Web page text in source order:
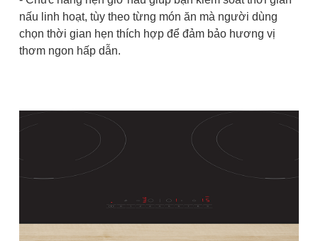
nấu linh hoạt, tùy theo từng món ăn mà người dùng
chọn thời gian hẹn thích hợp để đảm bảo hương vị
thơm ngon hấp dẫn.